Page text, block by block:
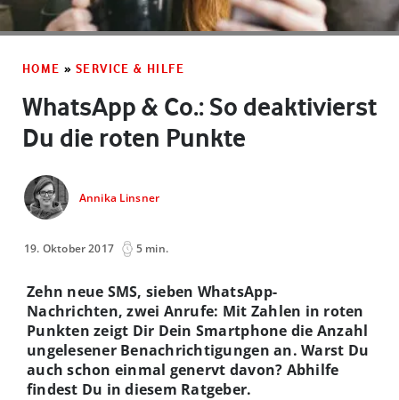
HOME » SERVICE & HILFE
WhatsApp & Co.: So deaktivierst
Du die roten Punkte
Annika Linsner
19. Oktober 2017 5 min.
Zehn neue SMS, sieben WhatsApp-
Nachrichten, zwei Anrufe: Mit Zahlen in roten
Punkten zeigt Dir Dein Smartphone die Anzahl
ungelesener Benachrichtigungen an. Warst Du
auch schon einmal genervt davon? Abhilfe
findest Du in diesem Ratgeber.